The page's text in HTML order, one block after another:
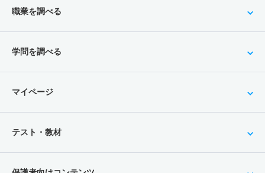
職業を調べる
学問を調べる
マイページ
テスト・教材